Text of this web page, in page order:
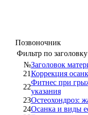
Позвоночник
Фильтр по заголовку
№Заголовок
21Коррекция
22
Фитнес при
указания
23Остеохондроз:
24Осанка и виды